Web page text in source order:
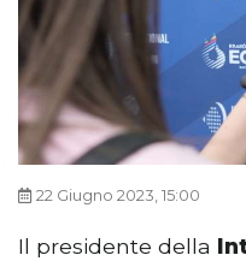
22 Giugno 2023, 15:00
Il presidente della